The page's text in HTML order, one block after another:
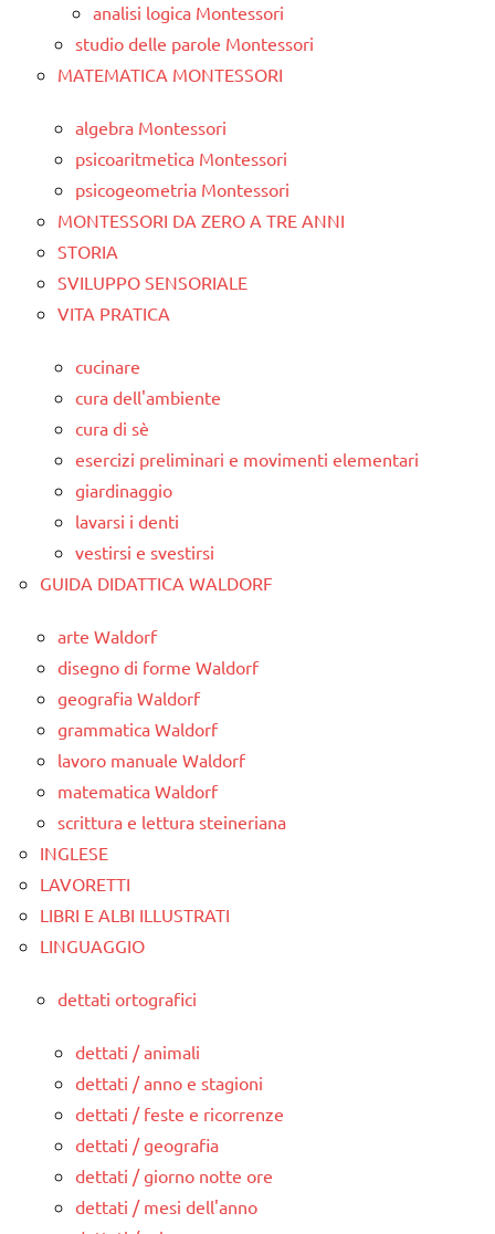
analisi logica Montessori
studio delle parole Montessori
MATEMATICA MONTESSORI
algebra Montessori
psicoaritmetica Montessori
psicogeometria Montessori
MONTESSORI DA ZERO A TRE ANNI
STORIA
SVILUPPO SENSORIALE
VITA PRATICA
cucinare
cura dell'ambiente
cura di sè
esercizi preliminari e movimenti elementari
giardinaggio
lavarsi i denti
vestirsi e svestirsi
GUIDA DIDATTICA WALDORF
arte Waldorf
disegno di forme Waldorf
geografia Waldorf
grammatica Waldorf
lavoro manuale Waldorf
matematica Waldorf
scrittura e lettura steineriana
INGLESE
LAVORETTI
LIBRI E ALBI ILLUSTRATI
LINGUAGGIO
dettati ortografici
dettati / animali
dettati / anno e stagioni
dettati / feste e ricorrenze
dettati / geografia
dettati / giorno notte ore
dettati / mesi dell'anno